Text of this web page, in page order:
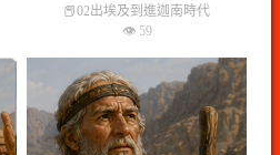
📕02出埃及到進迦南時代
👁 59